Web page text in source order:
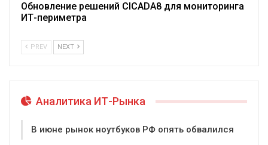
Обновление решений CICADA8 для мониторинга
ИТ-периметра
PREV NEXT
Аналитика ИТ-Рынка
В июне рынок ноутбуков РФ опять обвалился